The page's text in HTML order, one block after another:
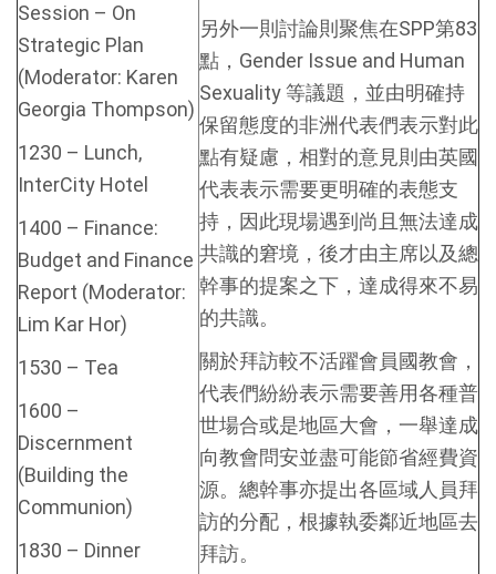
Session – On
Strategic Plan
(Moderator: Karen
Georgia Thompson)
1230 – Lunch,
InterCity Hotel
1400 – Finance:
Budget and Finance
Report (Moderator:
Lim Kar Hor)
1530 – Tea
1600 –
Discernment
(Building the
Communion)
1830 – Dinner
另外一則討論則聚焦在SPP第83
點，Gender Issue and Human
Sexuality 等議題，並由明確持
保留態度的非洲代表們表示對此
點有疑慮，相對的意見則由英國
代表表示需要更明確的表態支
持，因此現場遇到尚且無法達成
共識的窘境，後才由主席以及總
幹事的提案之下，達成得來不易
的共識。
關於拜訪較不活躍會員國教會，
代表們紛紛表示需要善用各種普
世場合或是地區大會，一舉達成
向教會問安並盡可能節省經費資
源。總幹事亦提出各區域人員拜
訪的分配，根據執委鄰近地區去
拜訪。